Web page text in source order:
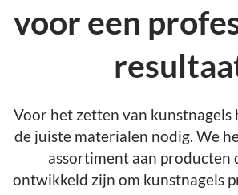
voor een
Voor het zetten van
de juiste materialen nodig. We
assortiment aan producten
ontwikkeld zijn om kunstnagels